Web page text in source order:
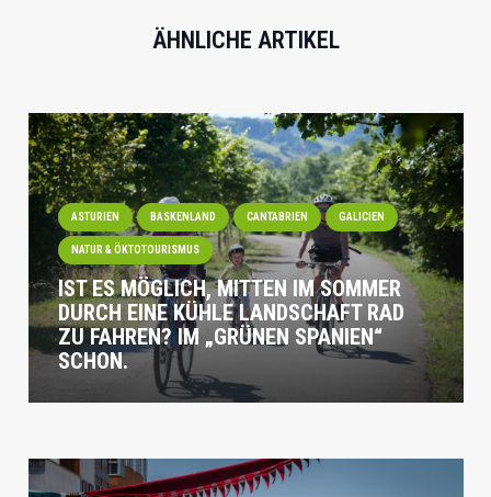
ÄHNLICHE ARTIKEL
ASTURIEN BASKENLAND CANTABRIEN GALICIEN
NATUR & ÖKTOTOURISMUS
IST ES MÖGLICH, MITTEN IM SOMMER
DURCH EINE KÜHLE LANDSCHAFT RAD
ZU FAHREN? IM „GRÜNEN SPANIEN“
SCHON.